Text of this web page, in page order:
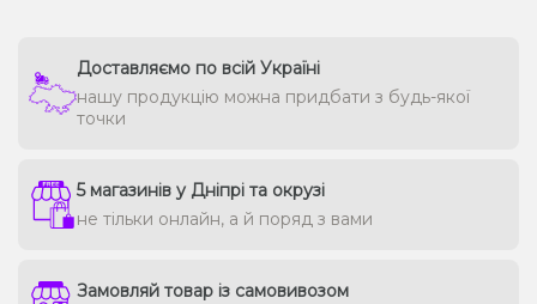
Доставляємо по всій Україні
нашу продукцію можна придбати з будь-якої
точки
5 магазинів у Дніпрі та окрузі
не тільки онлайн, а й поряд з вами
Замовляй товар із самовивозом